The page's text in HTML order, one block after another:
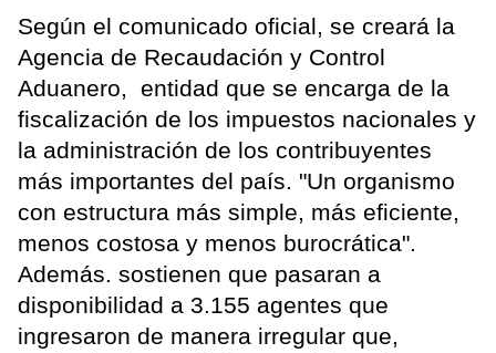
Según el comunicado oficial, se creará la
Agencia de Recaudación y Control
Aduanero, entidad que se encarga de la
fiscalización de los impuestos nacionales y
la administración de los contribuyentes
más importantes del país. "Un organismo
con estructura más simple, más eficiente,
menos costosa y menos burocrática".
Además. sostienen que pasaran a
disponibilidad a 3.155 agentes que
ingresaron de manera irregular que,